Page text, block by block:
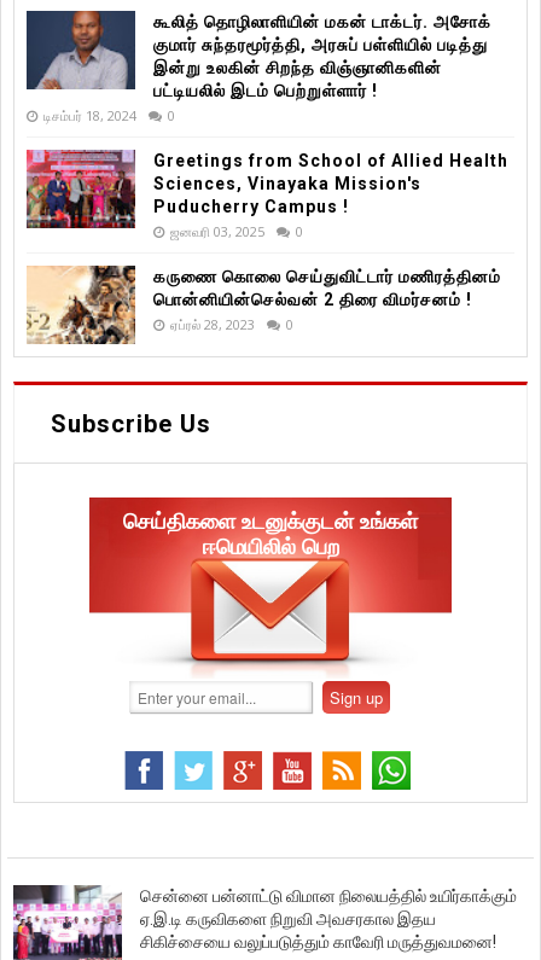
கூலித் தொழிலாளியின் மகன் டாக்டர். அசோக்
குமார் சுந்தரமூர்த்தி, அரசுப் பள்ளியில் படித்து
இன்று உலகின் சிறந்த விஞ்ஞானிகளின்
பட்டியலில் இடம் பெற்றுள்ளார் !
டிசம்பர் 18, 2024 0
Greetings from School of Allied Health
Sciences, Vinayaka Mission's
Puducherry Campus !
ஜனவரி 03, 2025 0
கருணை கொலை செய்துவிட்டார் மணிரத்தினம்
பொன்னியின்செல்வன் 2 திரை விமர்சனம் !
ஏப்ரல் 28, 2023 0
Subscribe Us
செய்திகளை உடனுக்குடன் உங்கள்
ஈமெயிலில் பெற
சென்னை பன்னாட்டு விமான நிலையத்தில் உயிர்காக்கும்
ஏ.இ.டி கருவிகளை நிறுவி அவசரகால இதய
சிகிச்சையை வலுப்படுத்தும் காவேரி மருத்துவமனை!